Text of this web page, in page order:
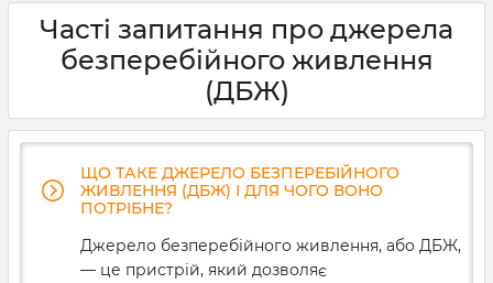
медичного обладнання вибирається ретельно та
згідно певних параметрів. На що варто звернути
першочерг
Часті запитання про джерела
безперебійного живлення
(ДБЖ)
ЩО ТАКЕ ДЖЕРЕЛО БЕЗПЕРЕБІЙНОГО
ЖИВЛЕННЯ (ДБЖ) І ДЛЯ ЧОГО ВОНО
ПОТРІБНЕ?
Джерело безперебійного живлення, або ДБЖ,
— це пристрій, який дозволяє